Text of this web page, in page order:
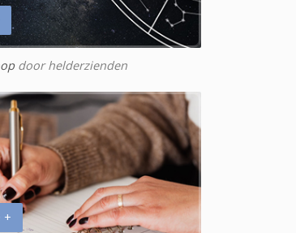
door helderzienden
+